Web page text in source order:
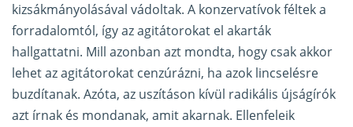
kizsákmányolásával vádoltak. A konzervatívok féltek a
forradalomtól, így az agitátorokat el akarták
hallgattatni. Mill azonban azt mondta, hogy csak akkor
lehet az agitátorokat cenzúrázni, ha azok lincselésre
buzdítanak. Azóta, az uszításon kívül radikális újságírók
azt írnak és mondanak, amit akarnak. Ellenfeleik